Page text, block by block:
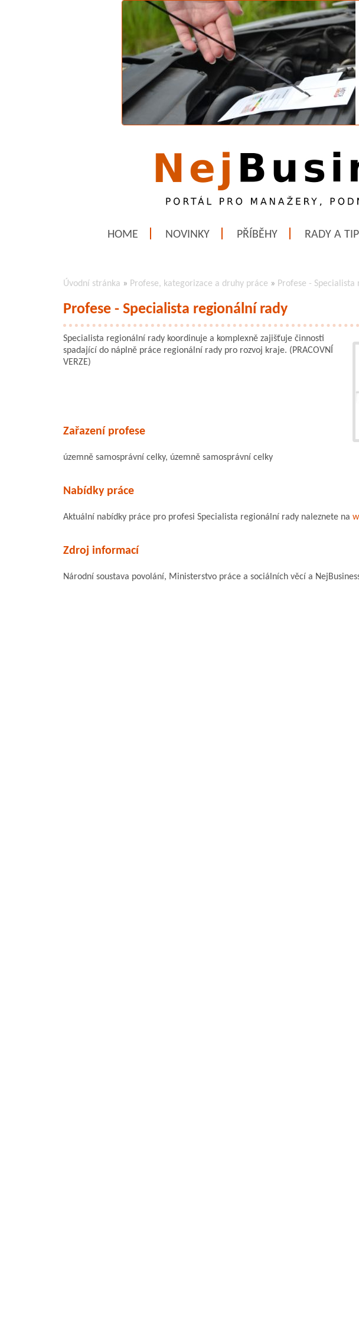
HOME NOVINKY PŘÍBĚHY RADY A
Úvodní stránka » Profese, kategorizace a druhy práce » Profese -
Profese - Specialista regionální rady
Specialista regionální rady koordinuje a komplexně zajišťuje činnosti
spadající do náplně práce regionální rady pro rozvoj kraje. (PRACOVNÍ
VERZE)
Zařazení profese
územně samosprávní celky, územně samosprávní celky
Nabídky práce
Aktuální nabídky práce pro profesi Specialista regionální rady naleznete na
Zdroj informací
Národní soustava povolání, Ministerstvo práce a sociálních věcí a